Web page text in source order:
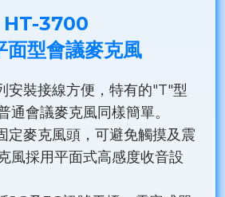
HT-3700
面型會議麥克風
安裝接線方便，特有的"T"型
通會議麥克風同樣簡單。
定麥克風頭，可避免觸摸及震
風採用平面式高感度收音設